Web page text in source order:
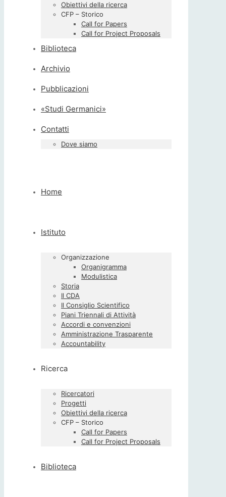
Obiettivi della ricerca
CFP – Storico
Call for Papers
Call for Project Proposals
Biblioteca
Archivio
Pubblicazioni
«Studi Germanici»
Contatti
Dove siamo
Home
Istituto
Organizzazione
Organigramma
Modulistica
Storia
Il CDA
Il Consiglio Scientifico
Piani Triennali di Attività
Accordi e convenzioni
Amministrazione Trasparente
Accountability
Ricerca
Ricercatori
Progetti
Obiettivi della ricerca
CFP – Storico
Call for Papers
Call for Project Proposals
Biblioteca